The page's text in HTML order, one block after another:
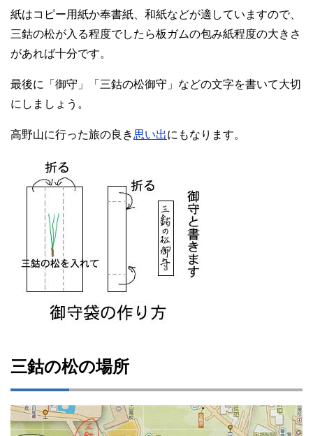
紙はコピー用紙か奉書紙、和紙などが適していますので、
三鈷の松が入る程度でしたら板ガムの包み紙程度の大きさ
があれば十分です。
最後に「御守」「三鈷の松御守」などの文字を書いて大切
にしましょう。
高野山に行った旅の良き 思い出にもなります。
三鈷の松の場所